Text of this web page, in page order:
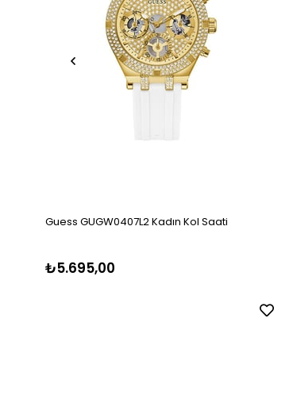
Guess GUGW0407L2 Kadın Kol Saati
₺5.695,00